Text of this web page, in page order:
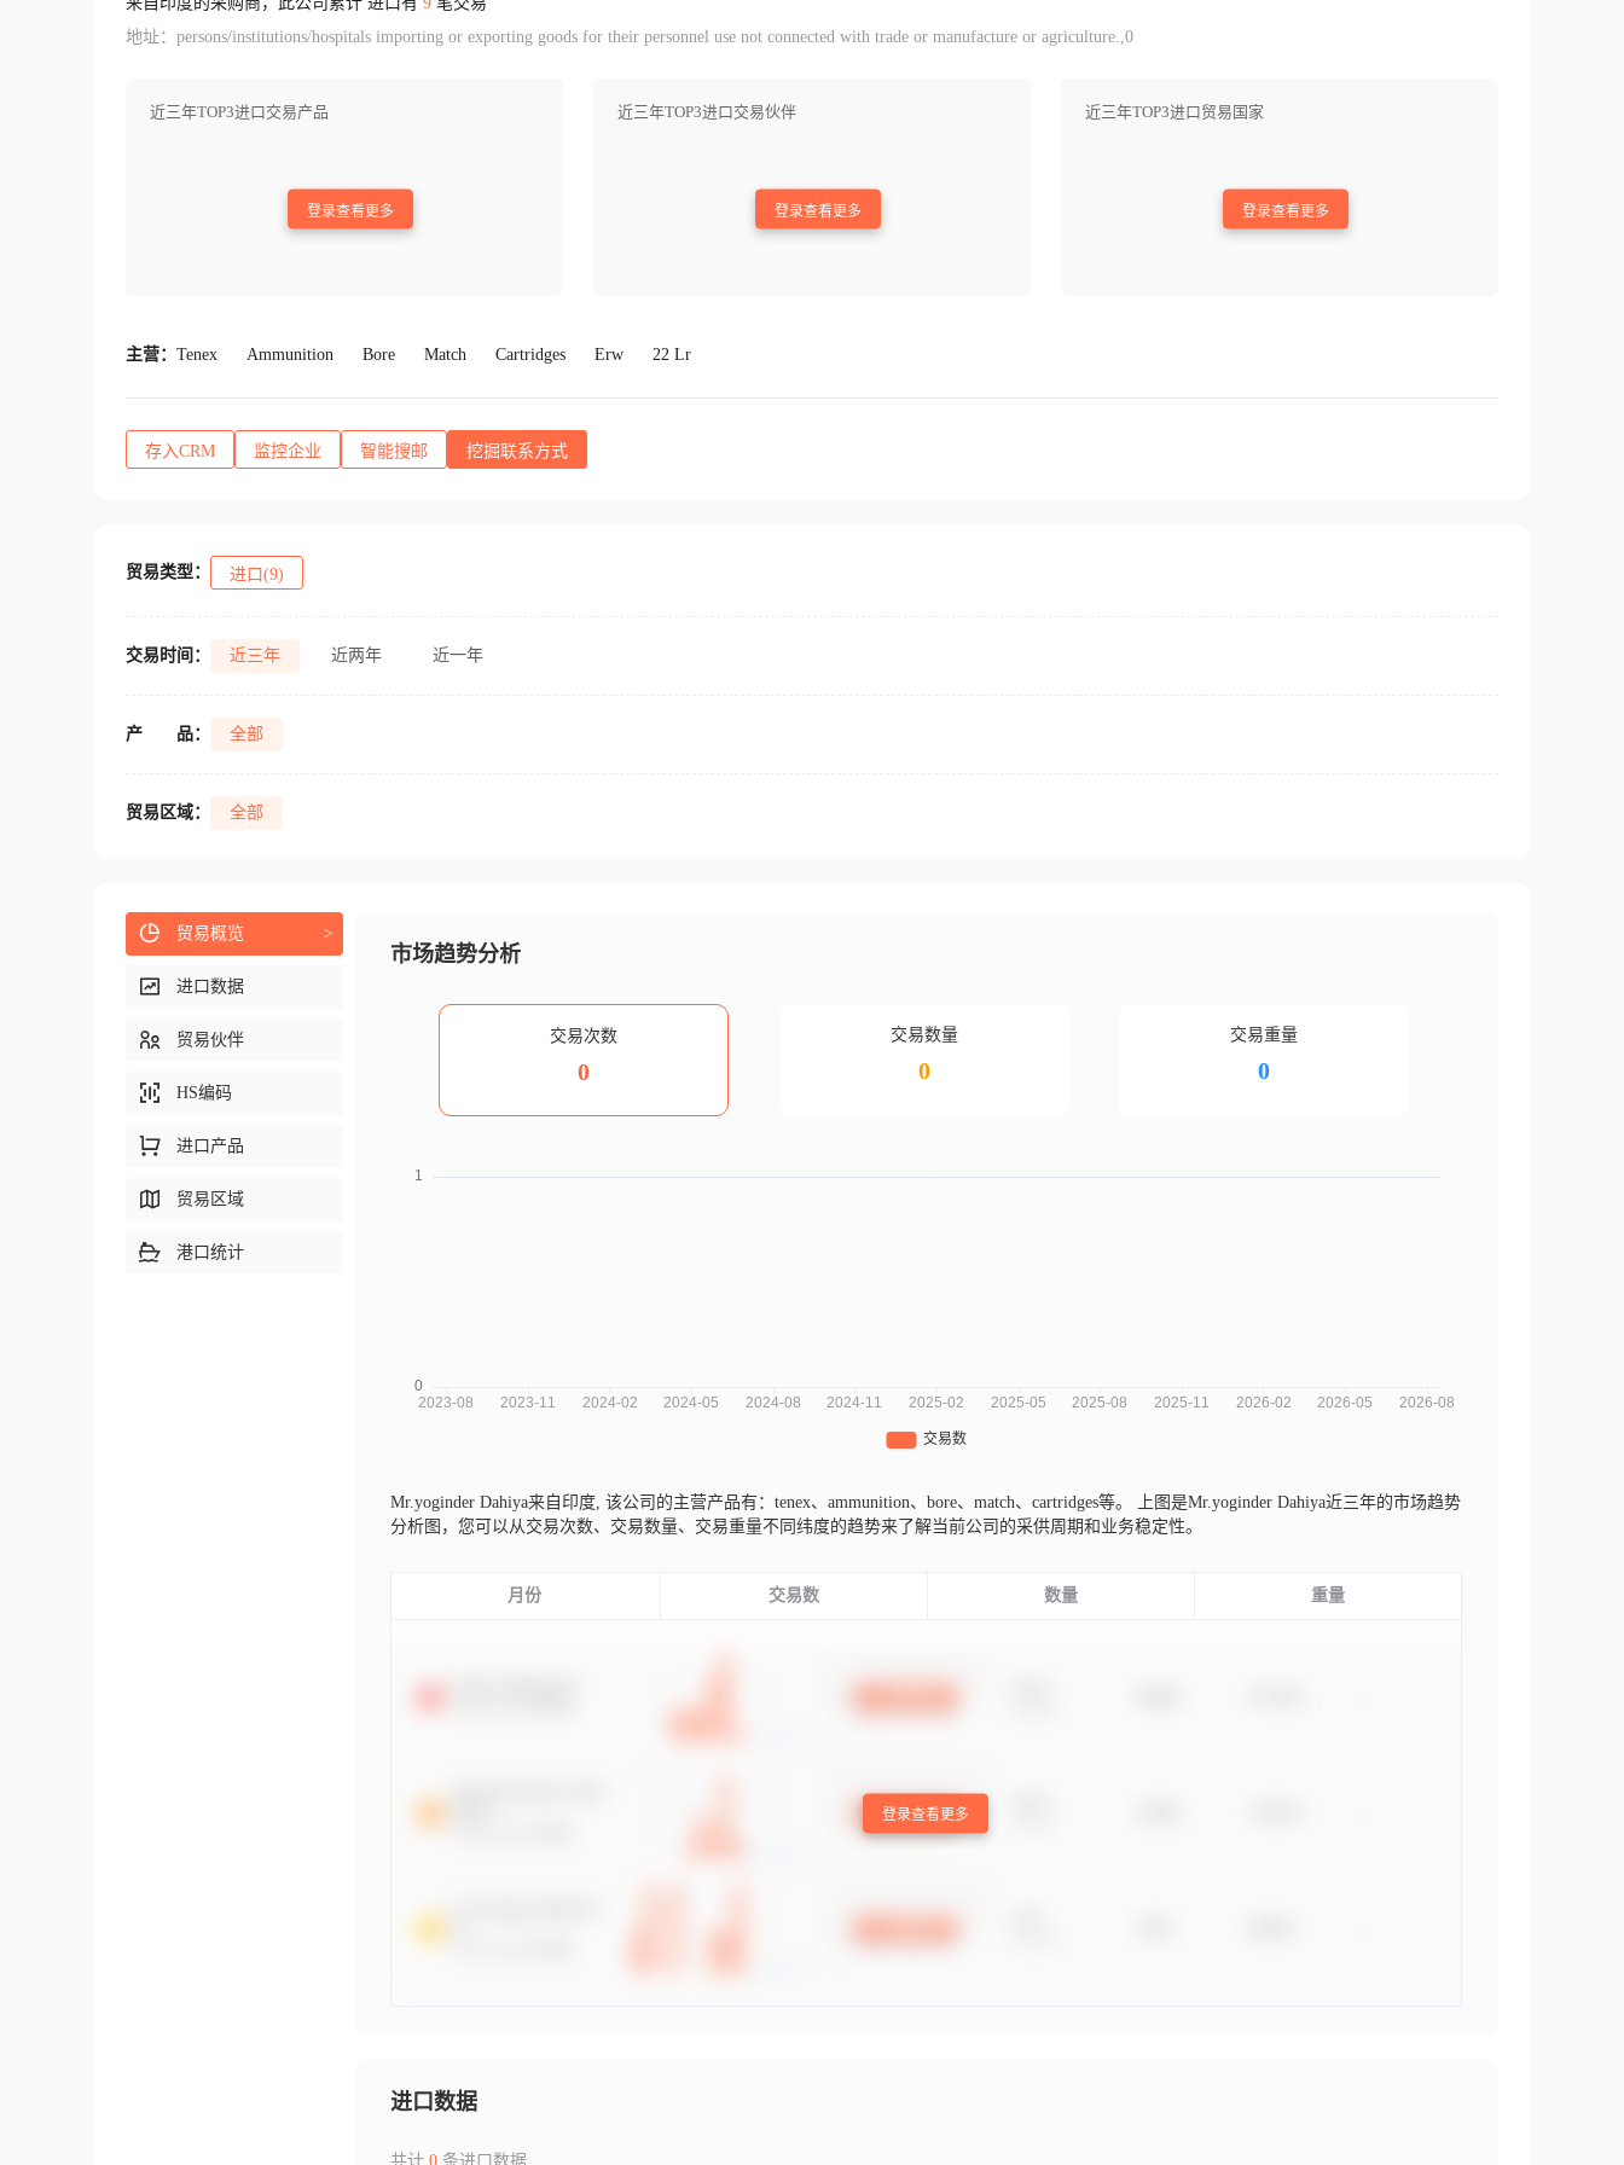
地址：persons/institutions/hospitals importing or exporting goods for their personnel use not connected with trade or manufacture or agriculture.,0
近三年TOP3进口交易产品
登录查看更多
近三年TOP3进口交易伙伴
登录查看更多
近三年TOP3进口贸易国家
登录查看更多
主营： Tenex Ammunition Bore Match Cartridges Erw 22 Lr
存入CRM 监控企业 智能搜邮 挖掘联系方式
贸易类型： 进口(9)
交易时间： 近三年 近两年 近一年
产 品： 全部
贸易区域： 全部
市场趋势分析
交易次数
0
交易数量
0
交易重量
0
Mr.yoginder Dahiya来自印度, 该公司的主营产品有：tenex、ammunition、bore、match、cartridges等。
上图是Mr.yoginder Dahiya近三年的市场趋势
分析图，您可以从交易次数、交易数量、交易重量不同纬度的趋势来了解当前公司的采供周期和业务稳定性。
月份 交易数 数量 重量
登录查看更多
进口数据
共计 0条进口数据
贸易概览 >
进口数据
贸易伙伴
HS编码
进口产品
贸易区域
港口统计